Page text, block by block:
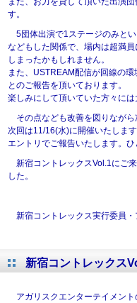
す。
5団体出演で1ステージのみと
などもした関係で、場内は超満
しまったかもしれません。
また、USTREAM配信が回線の
とのご報告を頂いております。
楽しみにして頂いていた方々には
その点なども改善を図りなが
次回は11/16(水)に開催いたしま
エントリでご報告いたします。ひ
新宿コントレックスVol.1にご
した。
新宿コントレックス実行委員
新宿コントレックス
アガリスクエンターテイメン